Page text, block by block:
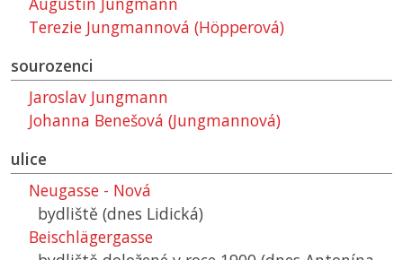
Terezie Jungmannová (Höpperová)
sourozenci
Jaroslav Jungmann
Johanna Benešová (Jungmannová)
ulice
Neugasse - Nová
bydliště (dnes Lidická)
Beischlägergasse